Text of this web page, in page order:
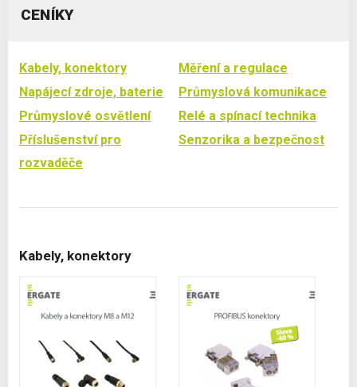
CENÍKY
Kabely, konektory
Měření a regulace
Napájecí zdroje, baterie
Průmyslová komunikace
Průmyslové osvětlení
Relé a spínací technika
Příslušenství pro
rozvaděče
Senzorika a bezpečnost
Kabely, konektory